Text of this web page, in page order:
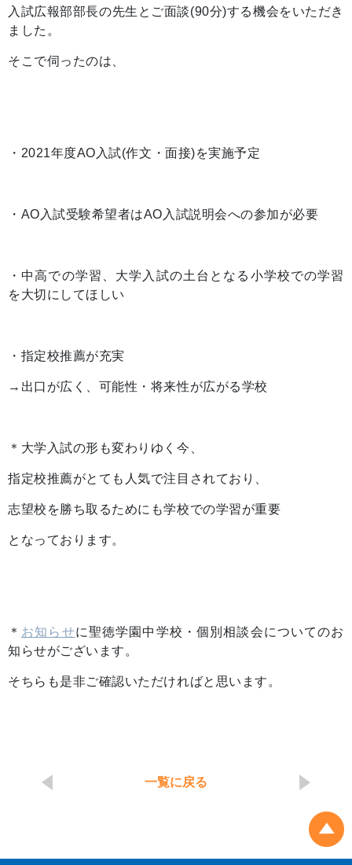
入試広報部部長の先生とご面談(90分)する機会をいただき
ました。
そこで伺ったのは、
・2021年度AO入試(作文・面接)を実施予定
・AO入試受験希望者はAO入試説明会への参加が必要
・中高での学習、大学入試の土台となる小学校での学習
を大切にしてほしい
・指定校推薦が充実
→出口が広く、可能性・将来性が広がる学校
＊大学入試の形も変わりゆく今、
指定校推薦がとても人気で注目されており、
志望校を勝ち取るためにも学校での学習が重要
となっております。
＊ お知らせに聖徳学園中学校・個別相談会についてのお
知らせがございます。
そちらも是非ご確認いただければと思います。
一覧に戻る